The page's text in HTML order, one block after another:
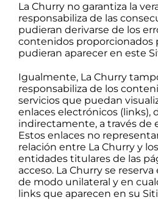
La Churry no garantiza la
responsabiliza de las
pudieran derivarse de los
contenidos proporcionados
pudieran aparecer en este
Igualmente, La Churry
responsabiliza de los
servicios que puedan
enlaces electrónicos (links),
indirectamente, a través de
Estos enlaces no
relación entre La Churry y
entidades titulares de las
acceso. La Churry se
de modo unilateral y en
links que aparecen en su